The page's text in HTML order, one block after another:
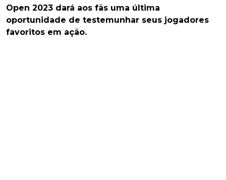
Open 2023 dará aos fãs uma última
oportunidade de testemunhar seus jogadores
favoritos em ação.